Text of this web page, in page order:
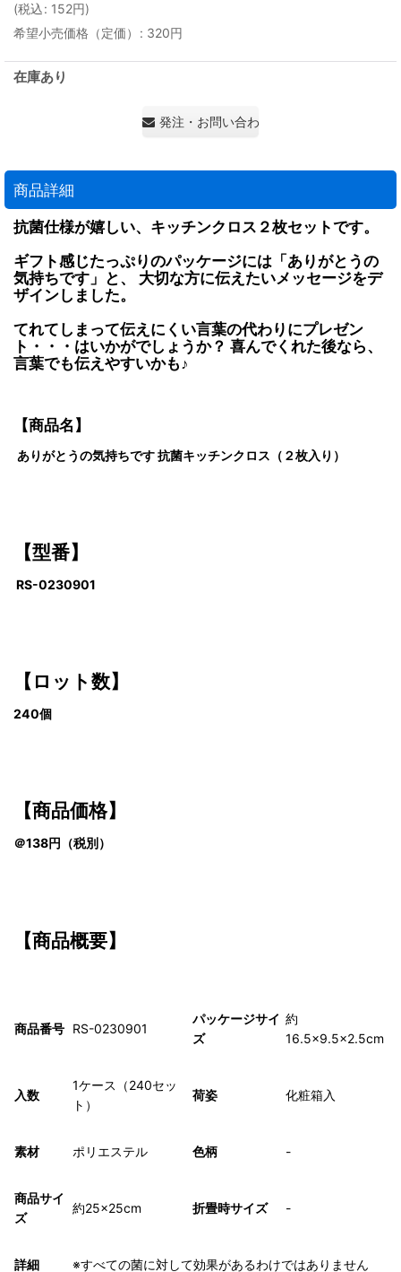
(税込: 152円)
希望小売価格（定価）
: 320円
在庫あり
発注・お問い合わせ・見積もり依頼
商品詳細
抗菌仕様が嬉しい、キッチンクロス２枚セットです。
ギフト感じたっぷりのパッケージには「ありがとうの
気持ちです」と、 大切な方に伝えたいメッセージをデ
ザインしました。
てれてしまって伝えにくい言葉の代わりにプレゼン
ト・・・はいかがでしょうか？ 喜んでくれた後なら、
言葉でも伝えやすいかも♪
【商品名】
ありがとうの気持ちです 抗菌キッチンクロス（２枚入り）
【型番】
RS-0230901
【ロット数】
240個
【商品価格】
＠138円 （税別）
【商品概要】
商品番号 RS-0230901
パッケージサイ
ズ
約
16.5×9.5×2.5cm
入数
1ケース（240セッ
ト）
荷姿 化粧箱入
素材 ポリエステル 色柄 -
商品サイ
ズ
約25×25cm 折畳時サイズ -
詳細 ※すべての菌に対して効果があるわけではありません